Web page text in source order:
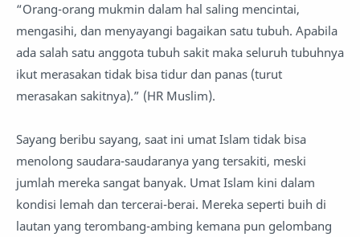
“Orang-orang mukmin dalam hal saling mencintai,
mengasihi, dan menyayangi bagaikan satu tubuh. Apabila
ada salah satu anggota tubuh sakit maka seluruh tubuhnya
ikut merasakan tidak bisa tidur dan panas (turut
merasakan sakitnya).” (HR Muslim).
Sayang beribu sayang, saat ini umat Islam tidak bisa
menolong saudara-saudaranya yang tersakiti, meski
jumlah mereka sangat banyak. Umat Islam kini dalam
kondisi lemah dan tercerai-berai. Mereka seperti buih di
lautan yang terombang-ambing kemana pun gelombang